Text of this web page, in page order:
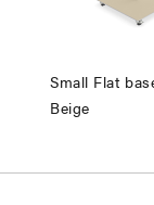
Small Flat
Beige